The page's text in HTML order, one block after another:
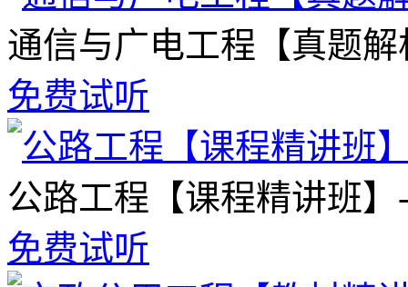
通信与广电工程【真题
免费试听
公路工程【课程精讲班】
免费试听